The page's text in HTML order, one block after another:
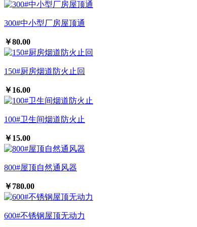
300#中小型厂房屋顶通
￥80.00
150#厨房烟道防火止回
￥16.00
100#卫生间烟道防火止
￥15.00
800#屋顶自然通风器
￥780.00
600#不锈钢屋顶无动力